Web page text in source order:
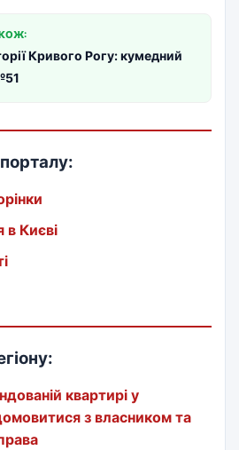
Кривого Рогу: кумедний
порталу:
Києві
квартирі у
з власником та